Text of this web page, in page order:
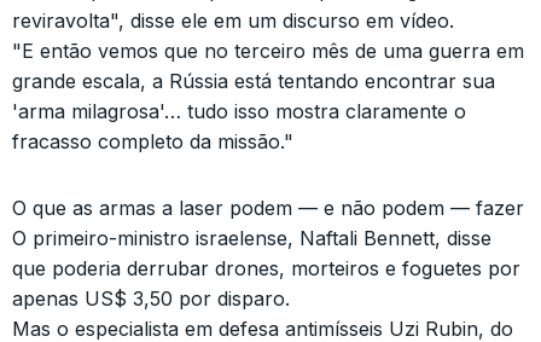
reviravolta", disse ele em um discurso em vídeo.
"E então vemos que no terceiro mês de uma guerra em
grande escala, a Rússia está tentando encontrar sua
'arma milagrosa'… tudo isso mostra claramente o
fracasso completo da missão."
O que as armas a laser podem — e não podem — fazer
O primeiro-ministro israelense, Naftali Bennett, disse
que poderia derrubar drones, morteiros e foguetes por
apenas US$ 3,50 por disparo.
Mas o especialista em defesa antimísseis Uzi Rubin, do